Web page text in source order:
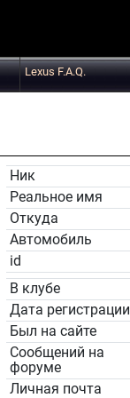
Lexus F.A.Q.
Ник
Реальное имя
Откуда
Автомобиль
id
В клубе
Дата регистрации
Был на сайте
Сообщений на
форуме
Личная почта